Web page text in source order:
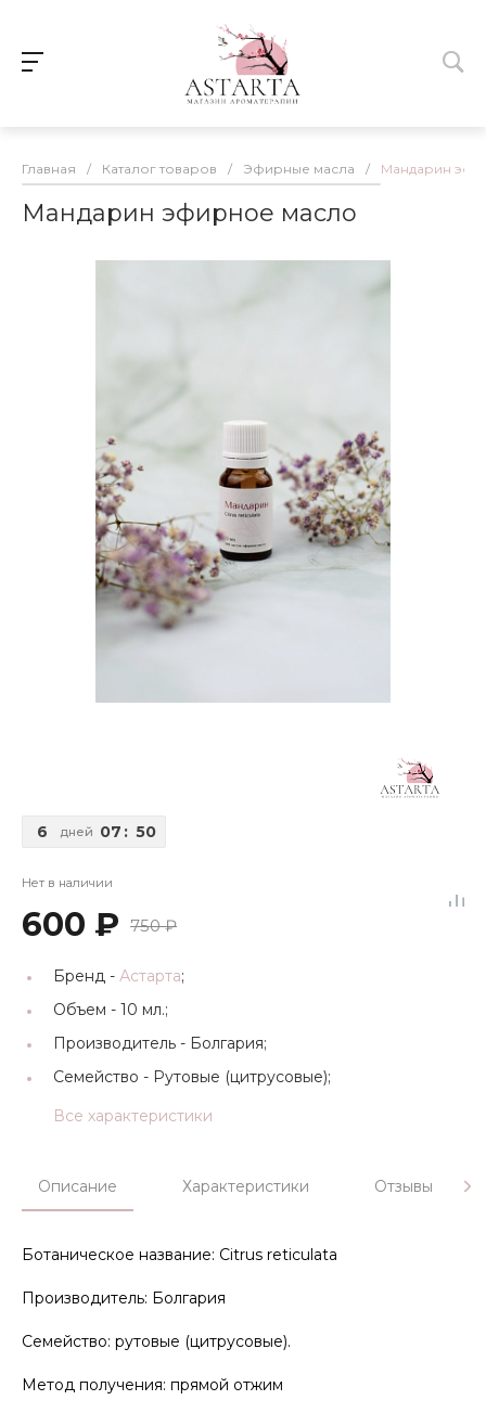
Главная / Каталог товаров / Эфирные масла / Мандарин
Мандарин эфирное масло
6 дней 07 : 50
Нет в наличии
600 ₽ 750 ₽
Бренд - Астарта;
Объем - 10 мл.;
Производитель - Болгария;
Семейство - Рутовые (цитрусовые);
Все характеристики
Описание Характеристики Отзывы
Ботаническое название: Citrus reticulata
Производитель: Болгария
Семейство: рутовые (цитрусовые).
Метод получения: прямой отжим